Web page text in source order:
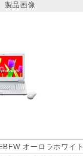
製品画像
オーロラホワイト